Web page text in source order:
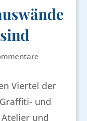
Viertel der
und
und